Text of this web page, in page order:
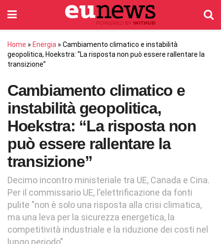
Home » Energia » Cambiamento climatico e instabilità
geopolitica, Hoekstra: “La risposta non può essere rallentare la
transizione”
Cambiamento climatico e
instabilità geopolitica,
Hoekstra: “La risposta non
può essere rallentare la
transizione”
Decimo incontro ministeriale tra UE, Canada e Cina.
Per il commissario UE, l'elettrificazione da fonti
pulite "non è solo una risposta alla crisi climatica,
ma una leva per la sicurezza energetica, la
competitività industriale e la riduzione dei costi nel
lungo periodo"